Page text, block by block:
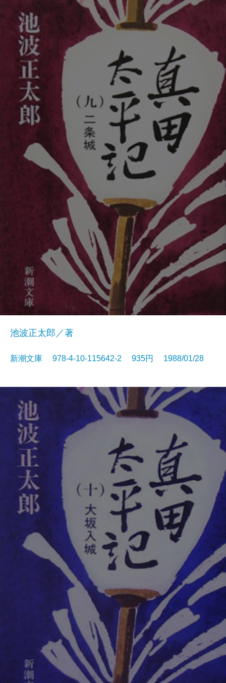
池波正太郎／著
新潮文庫 978-4-10-115642-2 935円 1988/01/28